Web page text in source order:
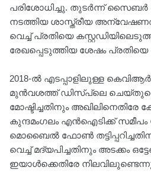
പരിശോധിച്ചു. തുടർന്ന് സൈബർ
നടത്തിയ ശാസ്ത്രീയ
വെച്ച് പ്രതിയെ
രേഖപ്പെടുത്തിയ ശേഷം പ്രതിയെ
2018-ൽ എടപ്പാളിലുള്ള
മുൻവശത്ത് ഡിസ്‌പ്ലെ
മോഷ്ടിച്ചതിനും അഖിലിനെതിരേ
കുന്ദമംഗലം എൻഐടിക്ക് സമീപം
മൊബൈൽ ഫോൺ
വെച്ച് മദ്യപിച്ചതിനും അടക്കം
ഇയാൾക്കെതിരേ